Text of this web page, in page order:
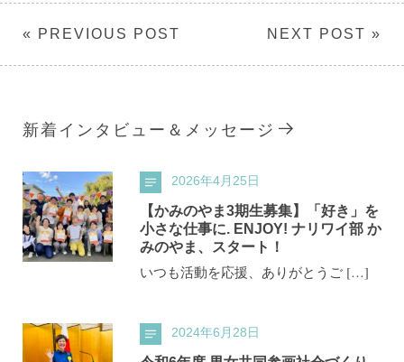
NEXT POST »
« PREVIOUS POST
新着インタビュー＆メッセージ
2026年4月25日
【かみのやま3期生募集】「好き」を
小さな仕事に. ENJOY! ナリワイ部 か
みのやま、スタート！
いつも活動を応援、ありがとうご […]
2024年6月28日